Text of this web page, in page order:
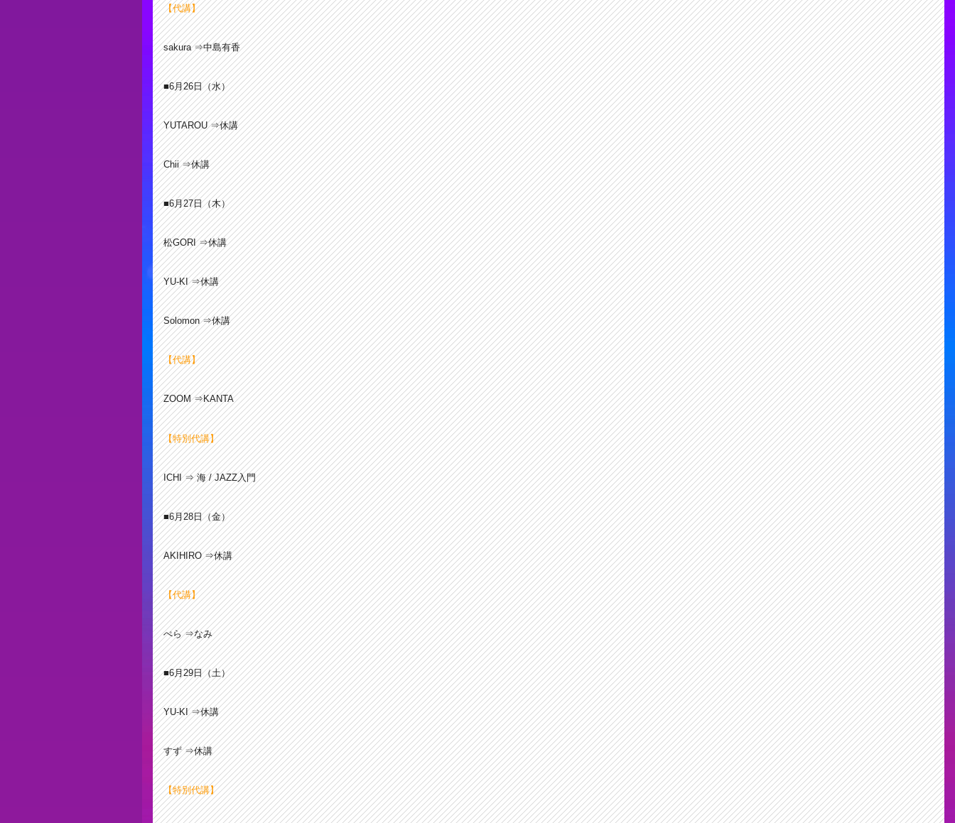
【代講】
sakura ⇒中島有香
■6月26日（水）
YUTAROU ⇒休講
Chii ⇒休講
■6月27日（木）
松GORI ⇒休講
YU-KI ⇒休講
Solomon ⇒休講
【代講】
ZOOM ⇒KANTA
【特別代講】
ICHI ⇒ 海 / JAZZ入門
■6月28日（金）
AKIHIRO ⇒休講
【代講】
ぺら ⇒なみ
■6月29日（土）
YU-KI ⇒休講
すず ⇒休講
【特別代講】